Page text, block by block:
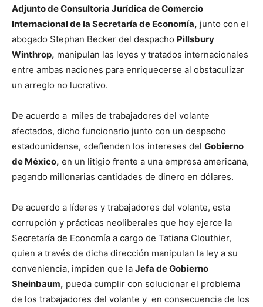
Adjunto de Consultoría Jurídica de Comercio
Internacional de la Secretaría de Economía, junto con el
abogado Stephan Becker del despacho Pillsbury
Winthrop, manipulan las leyes y tratados internacionales
entre ambas naciones para enriquecerse al obstaculizar
un arreglo no lucrativo.
De acuerdo a miles de trabajadores del volante
afectados, dicho funcionario junto con un despacho
estadounidense, «defienden los intereses del Gobierno
de México, en un litigio frente a una empresa americana,
pagando millonarias cantidades de dinero en dólares.
De acuerdo a líderes y trabajadores del volante, esta
corrupción y prácticas neoliberales que hoy ejerce la
Secretaría de Economía a cargo de Tatiana Clouthier,
quien a través de dicha dirección manipulan la ley a su
conveniencia, impiden que la Jefa de Gobierno
Sheinbaum, pueda cumplir con solucionar el problema
de los trabajadores del volante y en consecuencia de los